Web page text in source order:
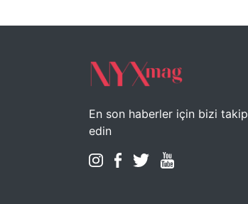
En son haberler için bizi takip
edin